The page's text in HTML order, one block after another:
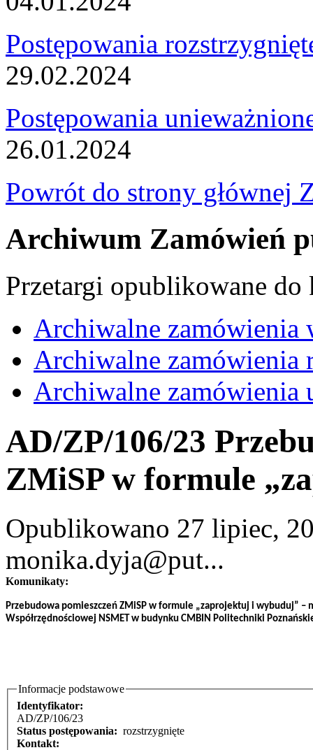
Postępowania
29.02.2024
Postępowania
26.01.2024
Powrót do strony głównej
Archiwum Zamówień
Przetargi opublikowane do
Archiwalne zamówienia
Archiwalne zamówienia
Archiwalne zamówienia
AD/ZP/106/23
ZMiSP w formule
Opublikowano 27 lipiec,
monika.dyja@put...
Komunikaty:
Przebudowa pomieszczeń ZMiSP w formule „zaprojektuj i wybuduj”
Współrzędnościowej NSMET w budynku CMBIN Politechniki
Informacje podstawowe
Identyfikator:
AD/ZP/106/23
Status postępowania: rozstrzygnięte
Kontakt: